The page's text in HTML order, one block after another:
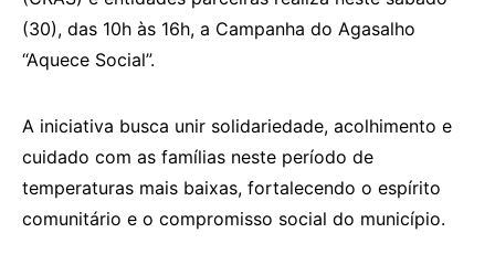
(30), das 10h às 16h, a Campanha do Agasalho
“Aquece Social”.
A iniciativa busca unir solidariedade, acolhimento e
cuidado com as famílias neste período de
temperaturas mais baixas, fortalecendo o espírito
comunitário e o compromisso social do município.